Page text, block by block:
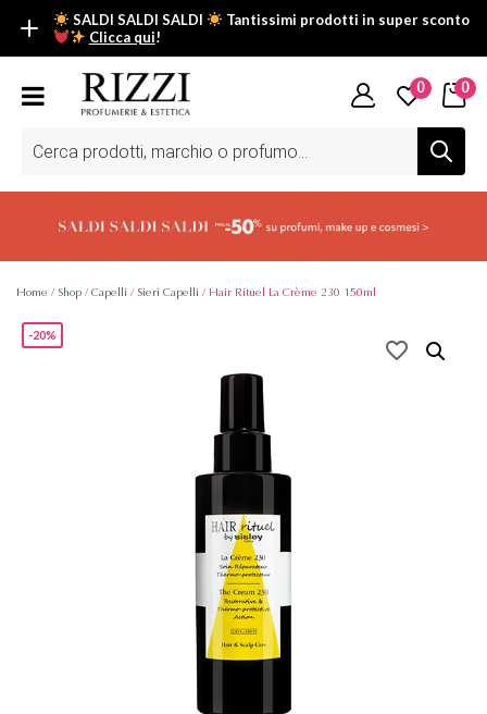
SALDI SALDI SALDI
Tantissimi prodotti in super sconto
Clicca qui!
SALDI SALDI SALDI
Fino al -50% su tantissimi prodotti beauty nella sezione saldi: il
Scopri tutti i prodotti in super saldo!Clicca qui
prodotti
0 0
Home / Shop / Capelli / Sieri Capelli / Hair Rituel La Crème 230 150ml
-20%